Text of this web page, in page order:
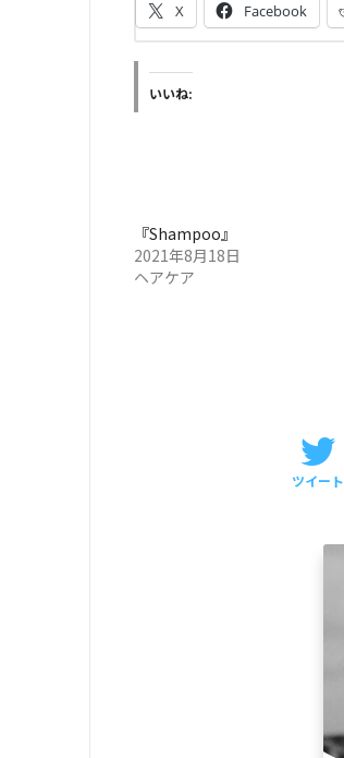
X Facebook
いいね:
『Shampoo』
2021年8月18日
ヘアケア
ツイート